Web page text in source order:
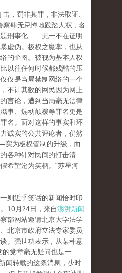
，罚非其罪，非法取证、
察肆无忌惮地践踏人权，各
题刑事化……无一不在证明
虚伪。极权之魔掌，也从
的企图。被视为基本人权
以往任何时候都残酷的压
仅是当局禁制网络的一个
不计其数的网民因为网上
言论，遭到当局毫无法律
事、煽动颠覆等罪名更是
名。面对这样的事实和环
诚实的公共评论者，仍然
实为极权管制的升级，而
各种针对民间的打击清
希望沦为笑柄。”苏星河
则近乎笑话的新闻恰时印
10月24日，来自澎湃新闻
察部网站邀请北京大学法学
北京市政府立法专家委员
。强世功表示，从某种意
的党章毫无疑问也是一
闻转载的这条消息，少时